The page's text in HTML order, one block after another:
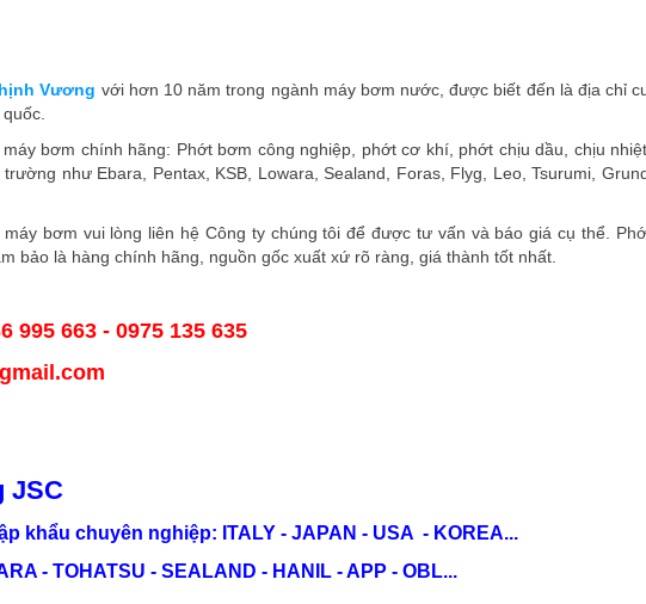
Vương với hơn 10 năm trong ngành máy bơm nước, được biết đến là địa chỉ
bơm chính hãng: Phớt bơm công nghiệp, phớt cơ khí, phớt chịu dầu, chịu
như Ebara, Pentax, KSB, Lowara, Sealand, Foras, Flyg, Leo, Tsurumi,
bơm vui lòng liên hệ Công ty chúng tôi để được tư vấn và báo giá cụ thể.
bảo là hàng chính hãng, nguồn gốc xuất xứ rõ ràng, giá thành tốt nhất.
995 663 - 0975 135 635
JSC
khẩu chuyên nghiệp: ITALY - JAPAN - USA - KOREA...
- TOHATSU - SEALAND - HANIL - APP - OBL...